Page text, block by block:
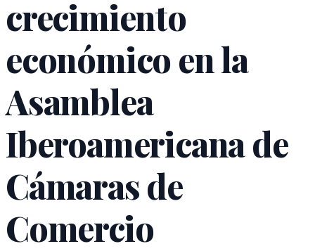
crecimiento
económico en la
Asamblea
Iberoamericana de
Cámaras de
Comercio